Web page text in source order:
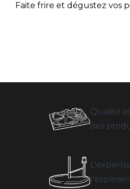
Faite frire et dégustez vos
Qualité
des